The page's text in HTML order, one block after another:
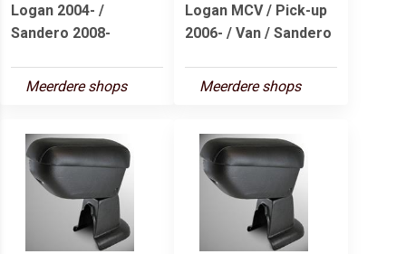
Logan 2004- /
Sandero 2008-
Meerdere shops
Logan MCV / Pick-up
2006- / Van / Sandero
Meerdere shops